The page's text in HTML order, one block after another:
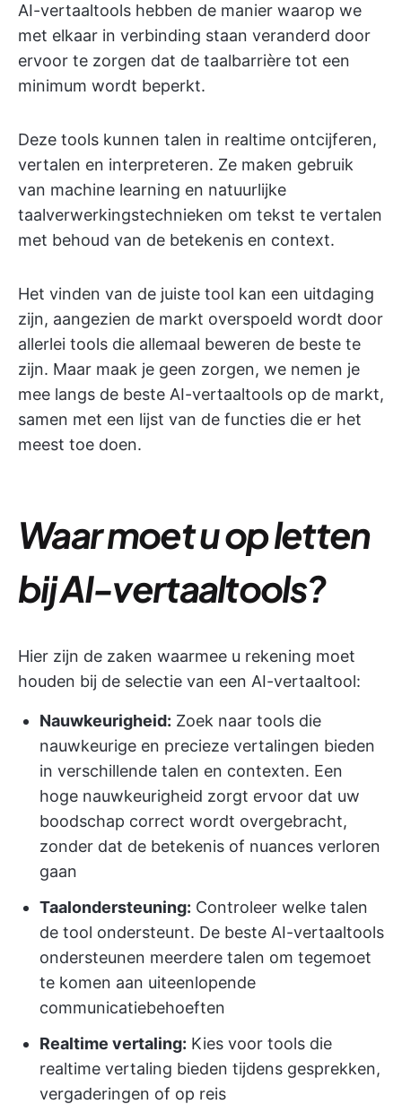
AI-vertaaltools hebben de manier waarop we
met elkaar in verbinding staan veranderd door
ervoor te zorgen dat de taalbarrière tot een
minimum wordt beperkt.
Deze tools kunnen talen in realtime ontcijferen,
vertalen en interpreteren. Ze maken gebruik
van machine learning en natuurlijke
taalverwerkingstechnieken om tekst te vertalen
met behoud van de betekenis en context.
Het vinden van de juiste tool kan een uitdaging
zijn, aangezien de markt overspoeld wordt door
allerlei tools die allemaal beweren de beste te
zijn. Maar maak je geen zorgen, we nemen je
mee langs de beste AI-vertaaltools op de markt,
samen met een lijst van de functies die er het
meest toe doen.
Waar moet u op letten
bij AI-vertaaltools?
Hier zijn de zaken waarmee u rekening moet
houden bij de selectie van een AI-vertaaltool:
Nauwkeurigheid: Zoek naar tools die
nauwkeurige en precieze vertalingen bieden
in verschillende talen en contexten. Een
hoge nauwkeurigheid zorgt ervoor dat uw
boodschap correct wordt overgebracht,
zonder dat de betekenis of nuances verloren
gaan
Taalondersteuning: Controleer welke talen
de tool ondersteunt. De beste AI-vertaaltools
ondersteunen meerdere talen om tegemoet
te komen aan uiteenlopende
communicatiebehoeften
Realtime vertaling: Kies voor tools die
realtime vertaling bieden tijdens gesprekken,
vergaderingen of op reis